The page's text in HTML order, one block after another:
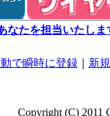
たを担当いたし
で瞬時に登録｜ 新
Copyright (C) 2011